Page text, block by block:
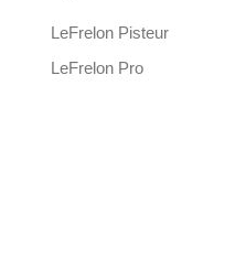
LeFrelon Pisteur
LeFrelon Pro